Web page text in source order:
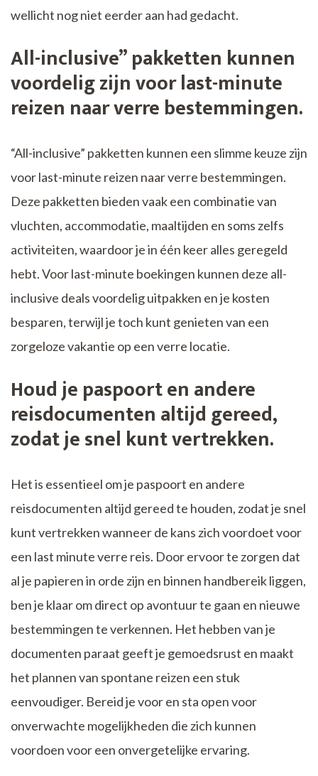
wellicht nog niet eerder aan had gedacht.
All-inclusive” pakketten kunnen
voordelig zijn voor last-minute
reizen naar verre bestemmingen.
“All-inclusive” pakketten kunnen een slimme keuze zijn
voor last-minute reizen naar verre bestemmingen.
Deze pakketten bieden vaak een combinatie van
vluchten, accommodatie, maaltijden en soms zelfs
activiteiten, waardoor je in één keer alles geregeld
hebt. Voor last-minute boekingen kunnen deze all-
inclusive deals voordelig uitpakken en je kosten
besparen, terwijl je toch kunt genieten van een
zorgeloze vakantie op een verre locatie.
Houd je paspoort en andere
reisdocumenten altijd gereed,
zodat je snel kunt vertrekken.
Het is essentieel om je paspoort en andere
reisdocumenten altijd gereed te houden, zodat je snel
kunt vertrekken wanneer de kans zich voordoet voor
een last minute verre reis. Door ervoor te zorgen dat
al je papieren in orde zijn en binnen handbereik liggen,
ben je klaar om direct op avontuur te gaan en nieuwe
bestemmingen te verkennen. Het hebben van je
documenten paraat geeft je gemoedsrust en maakt
het plannen van spontane reizen een stuk
eenvoudiger. Bereid je voor en sta open voor
onverwachte mogelijkheden die zich kunnen
voordoen voor een onvergetelijke ervaring.